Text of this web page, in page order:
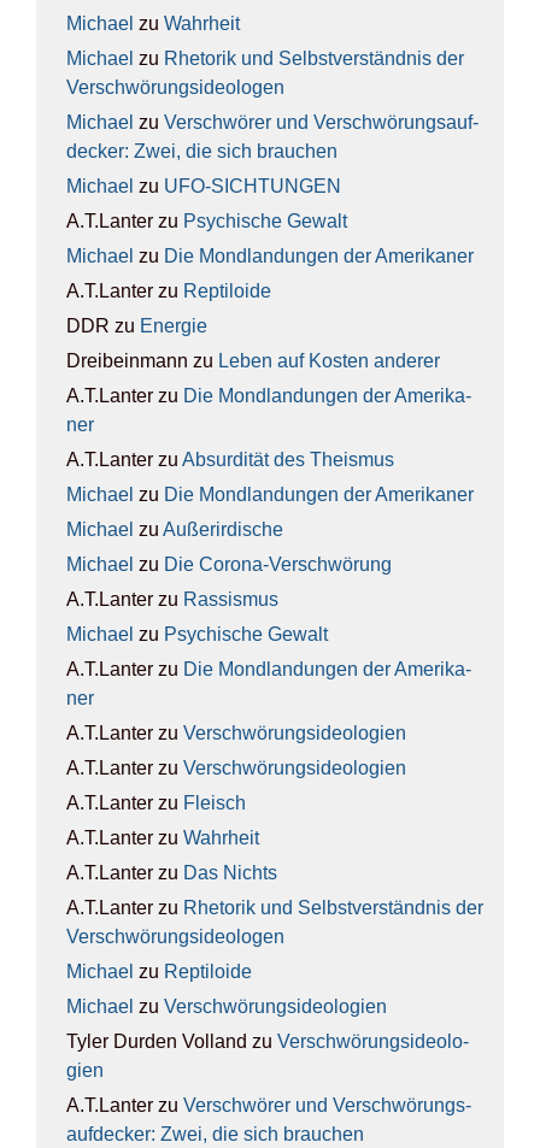
Michael zu Wahr­heit
Michael zu Rhe­to­rik und Selbst­ver­ständ­nis der
Ver­schwö­rungs­ideo­lo­gen
Michael zu Ver­schwö­rer und Ver­schwö­rungs­auf­
de­cker: Zwei, die sich brau­chen
Michael zu UFO-SICH­TUN­GEN
A.T.Lanter zu Psy­chi­sche Gewalt
Michael zu Die Mond­lan­dun­gen der Ame­ri­ka­ner
A.T.Lanter zu Rep­ti­lo­ide
DDR zu Ener­gie
Dreibeinmann zu Leben auf Kos­ten ande­rer
A.T.Lanter zu Die Mond­lan­dun­gen der Ame­ri­ka­
ner
A.T.Lanter zu Absur­di­tät des The­is­mus
Michael zu Die Mond­lan­dun­gen der Ame­ri­ka­ner
Michael zu Außer­ir­di­sche
Michael zu Die Coro­na-Ver­schwö­rung
A.T.Lanter zu Ras­sis­mus
Michael zu Psy­chi­sche Gewalt
A.T.Lanter zu Die Mond­lan­dun­gen der Ame­ri­ka­
ner
A.T.Lanter zu Ver­schwö­rungs­ideo­lo­gien
A.T.Lanter zu Ver­schwö­rungs­ideo­lo­gien
A.T.Lanter zu Fleisch
A.T.Lanter zu Wahr­heit
A.T.Lanter zu Das Nichts
A.T.Lanter zu Rhe­to­rik und Selbst­ver­ständ­nis der
Ver­schwö­rungs­ideo­lo­gen
Michael zu Rep­ti­lo­ide
Michael zu Ver­schwö­rungs­ideo­lo­gien
Tyler Durden Volland zu Ver­schwö­rungs­ideo­lo­
gien
A.T.Lanter zu Ver­schwö­rer und Ver­schwö­rungs­
auf­de­cker: Zwei, die sich brau­chen